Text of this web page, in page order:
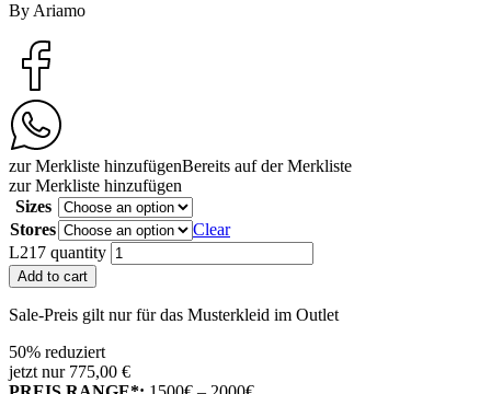
By Ariamo
zur Merkliste hinzufügenBereits auf der Merkliste
zur Merkliste hinzufügen
Sizes
Stores
Clear
L217 quantity
Add to cart
Sale-Preis gilt nur für das Musterkleid im Outlet
50% reduziert
jetzt nur 775,00 €